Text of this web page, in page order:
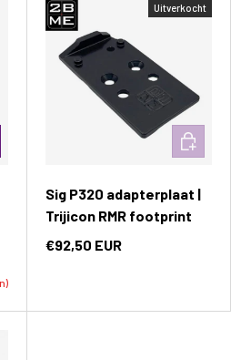
aan winkelwagen
Uitverkocht
Sig P320 adapterplaat |
Trijicon RMR footprint
€92,50 EUR